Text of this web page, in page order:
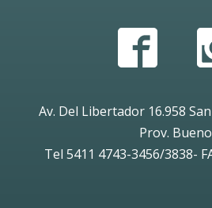
Av. Del Libertador 16.958
Prov.
Tel 5411 4743-3456/3838-